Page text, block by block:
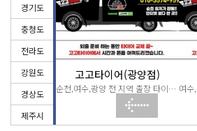
경기도
충청도
전라도
강원도
경상도
제주시
순천점) 고고타이어(광양점)
순천,여수,광양 전 지역 출장 타이어 교체